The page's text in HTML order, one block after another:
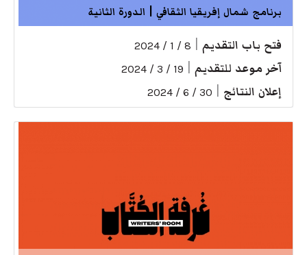
برنامج شمال إفريقيا الثقافي | الدورة الثانية
فتح باب التقديم 8 / 1 / 2024
آخر موعد للتقديم 19 / 3 / 2024
إعلان النتائج 30 / 6 / 2024